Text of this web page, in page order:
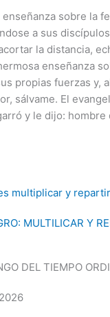
enseñanza sobre la
a sus
la distancia,
enseñanza
propias fuerzas y,
sálvame. El
y le dijo: hombre
MULTILICAR Y
DEL TIEMPO